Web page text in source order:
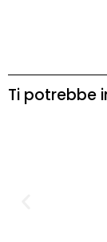
Ti potrebbe